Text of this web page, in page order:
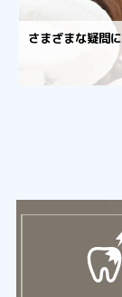
さまざまな疑問